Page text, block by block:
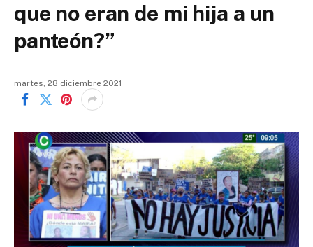
que no eran de mi hija a un
panteón?”
martes, 28 diciembre 2021